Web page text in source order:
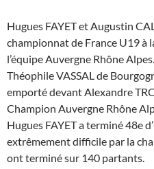
Hugues FAYET et Augustin
championnat de France U19 à
l’équipe Auvergne Rhône
Théophile VASSAL de
emporté devant Alexandre
Champion Auvergne Rhône
Hugues FAYET a terminé 48e
extrêmement difficile par la
ont terminé sur 140 partants.